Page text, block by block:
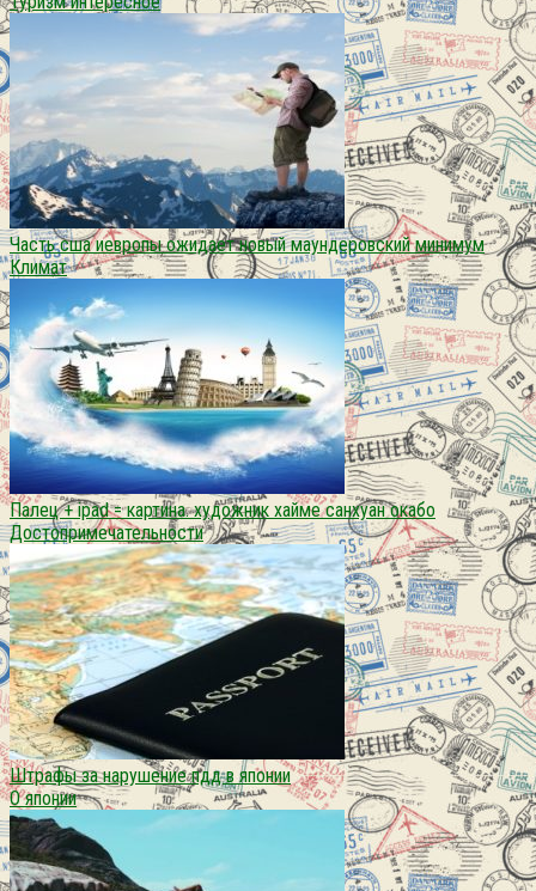
Часть сша иевропы ожидает новый маундеровский минимум
Климат
Палец + ipad = картина. художник хайме санхуан окабо
Достопримечательности
Штрафы за нарушение пдд в японии
О японии